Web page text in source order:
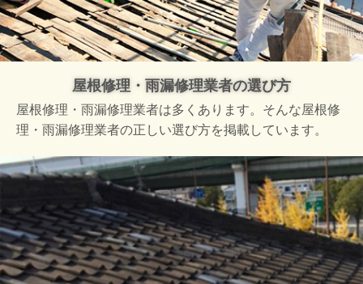
屋根修理・雨漏修理業者の選び方
屋根修理・雨漏修理業者は多くあります。そんな屋根修
理・雨漏修理業者の正しい選び方を掲載しています。